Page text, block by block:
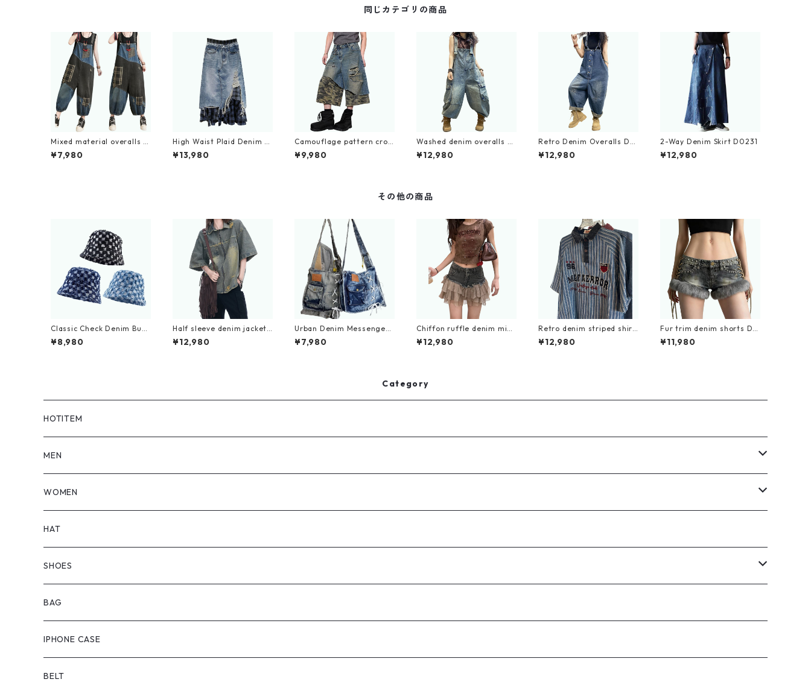
同じカテゴリの商品
Mixed material overalls D
0082
¥7,980
High Waist Plaid Denim Sk
irt D0056
¥13,980
Camouflage pattern crop
ped wide denim jeans D01
00
¥9,980
Washed denim overalls D
0234
¥12,980
Retro Denim Overalls D0
233
¥12,980
2-Way Denim Skirt D0231
¥12,980
その他の商品
Classic Check Denim Buck
et Hat D0213
¥8,980
Half sleeve denim jacket
D0205
¥12,980
Urban Denim Messenger
Bag D0029
¥7,980
Chiffon ruffle denim mini
skirt D0194
¥12,980
Retro denim striped shirt
D0202
¥12,980
Fur trim denim shorts D0
193
¥11,980
Category
HOTITEM
MEN
TOPS
BOTTOMS
OUTER
WOMEN
TOPS
BOTTOMS
ONEPIECE
OUTER
HAT
SHOES
ブーツ
スニーカー
サンダル
BAG
IPHONE CASE
BELT